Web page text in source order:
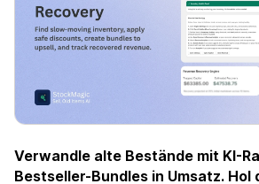
Verwandle alte Bestände mit KI-
Bestseller-Bundles in Umsatz. Hol